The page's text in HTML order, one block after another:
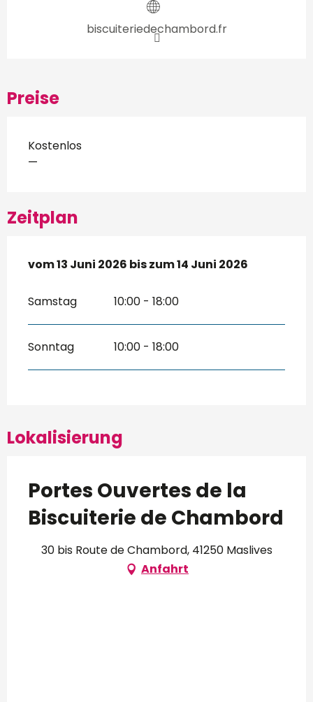
biscuiteriedechambord.fr
Preise
Kostenlos
—
Zeitplan
vom13 Juni 2026 bis zum14 Juni 2026
vom13 Juni 2026 bis zum14 Juni 2026
Samstag 10:00 - 18:00
Sonntag 10:00 - 18:00
Lokalisierung
Portes Ouvertes de la
Biscuiterie de Chambord
30 bis Route de Chambord, 41250 Maslives
Anfahrt